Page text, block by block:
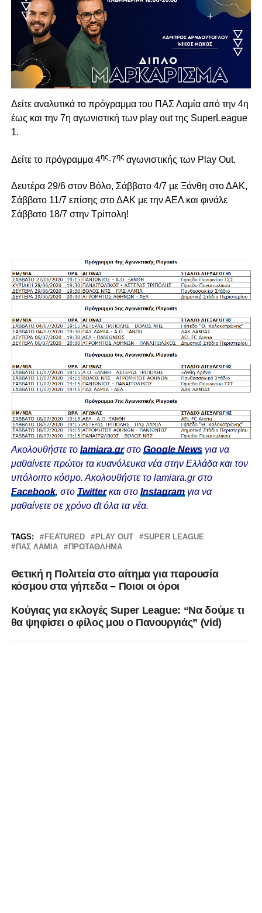
Δείτε αναλυτικά το πρόγραμμα του ΠΑΣ Λαμία από την 4η
έως και την 7η αγωνιστική των play out της SuperLeague
1.
Δείτε το πρόγραμμα 4ης-7ηςαγωνιστικής των Play Out.
Δευτέρα 29/6 στον Βόλο, Σάββατο 4/7 με Ξάνθη στο ΔΑΚ,
Σάββατο 11/7 επίσης στο ΔΑΚ με την ΑΕΛ και φινάλε
Σάββατο 18/7 στην Τρίπολη!
Ακολουθήστε το lamiara.grστο Google Newsγια να
μαθαίνετε πρώτοι τα κυανόλευκα νέα στην Ελλάδα και τον
υπόλοιπο κόσμο. Ακολουθήστε το lamiara.gr στο
Facebook, στο Twitterκαι στο Instagram για να
μαθαίνετε σε χρόνο dt όλα τα νέα.
TAGS: FEATURED PLAY OUT
SUPER LEAGUE
ΠΑΣ ΛΑΜΙΑ
ΠΡΩΤΆΘΛΗΜΑ
Θετική η Πολιτεία στο αίτημα για παρουσία
κόσμου στα γήπεδα – Ποιοι οι όροι
Κούγιας για εκλογές Super League: “Να δούμε τι
θα ψηφίσει ο φίλος μου ο Πανουργιάς” (vid)